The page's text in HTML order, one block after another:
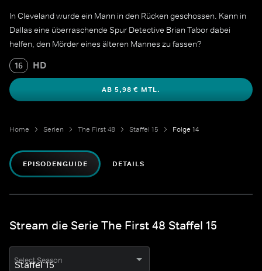
In Cleveland wurde ein Mann in den Rücken geschossen. Kann in
Dallas eine überraschende Spur Detective Brian Tabor dabei
helfen, den Mörder eines älteren Mannes zu fassen?
16 HD
AB 5,98 € MTL.
Home Serien The First 48 Staffel 15 Folge 14
EPISODENGUIDE DETAILS
Stream die Serie The First 48 Staffel 15
Select Season